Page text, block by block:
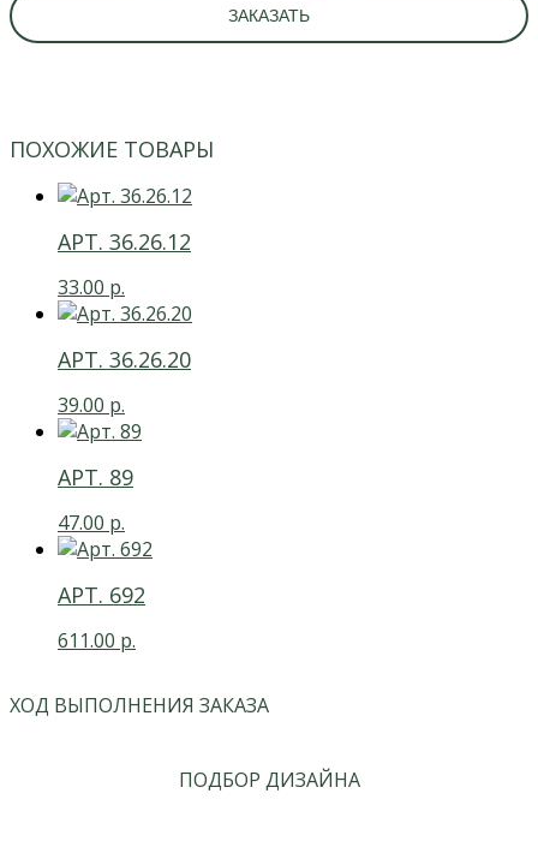
ЗАКАЗАТЬ
ПОХОЖИЕ ТОВАРЫ
АРТ. 36.26.12
33.00 р.
АРТ. 36.26.20
39.00 р.
АРТ. 89
47.00 р.
АРТ. 692
611.00 р.
ХОД ВЫПОЛНЕНИЯ ЗАКАЗА
ПОДБОР ДИЗАЙНА